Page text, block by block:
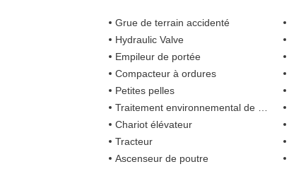
Grue de terrain accidenté
Hydraulic Valve
Empileur de portée
Compacteur à ordures
Petites pelles
Traitement environnemental de forage de gisement de pétrole
Chariot élévateur
Tracteur
Ascenseur de poutre